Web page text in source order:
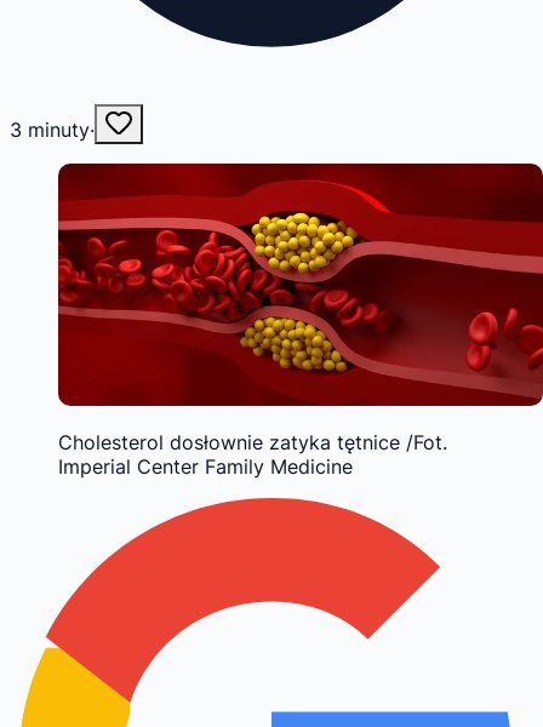
3 minuty·
Cholesterol dosłownie zatyka tętnice /Fot.
Imperial Center Family Medicine